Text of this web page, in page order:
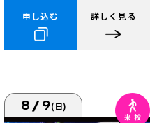
申し込む 詳しく見る
8/9(日)